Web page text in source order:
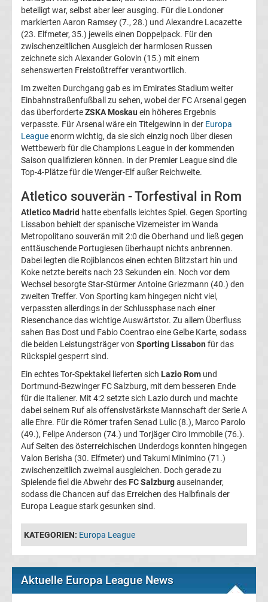
Transfergerüchte
Transferticker
Meldungen
vom
Transfermarkt
Trainerentlassungen
Bundesliga
Porträts
Fußballklubs
Europa
League
Europa
League
Meister
Liste
Torschützenkönige
Europa
League
UEFA-
beteiligt war, selbst aber leer ausging. Für die Londoner
markierten Aaron Ramsey (7., 28.) und Alexandre Lacazette
(23. Elfmeter, 35.) jeweils einen Doppelpack. Für den
zwischenzeitlichen Ausgleich der harmlosen Russen
zeichnete sich Alexander Golovin (15.) mit einem
sehenswerten Freistoßtreffer verantwortlich.
Im zweiten Durchgang gab es im Emirates Stadium weiter
Einbahnstraßenfußball zu sehen, wobei der FC Arsenal gegen
das überforderteZSKA Moskau ein höheres Ergebnis
verpasste. Für Arsenal wäre ein Titelgewinn in der Europa
Leagueenorm wichtig, da sie sich einzig noch über diesen
Wettbewerb für die Champions League in der kommenden
Saison qualifizieren können. In der Premier League sind die
Top-4-Plätze für die Wenger-Elf außer Reichweite.
Atletico souverän - Torfestival in Rom
Atletico Madrid hatte ebenfalls leichtes Spiel. Gegen Sporting
Lissabon behielt der spanische Vizemeister im Wanda
Metropolitano souverän mit 2:0 die Oberhand und ließ gegen
enttäuschende Portugiesen überhaupt nichts anbrennen.
Dabei legten die Rojiblancos einen echten Blitzstart hin und
Koke netzte bereits nach 23 Sekunden ein. Noch vor dem
Wechsel besorgte Star-Stürmer Antoine Griezmann (40.) den
zweiten Treffer. Von Sporting kam hingegen nicht viel,
verpassten allerdings in der Schlussphase nach einer
Riesenchance das wichtige Auswärtstor. Zu allem Überfluss
sahen Bas Dost und Fabio Coentrao eine Gelbe Karte, sodass
die beiden Leistungsträger von Sporting Lissabon für das
Rückspiel gesperrt sind.
Ein echtes Tor-Spektakel lieferten sich Lazio Rom und
Dortmund-Bezwinger FC Salzburg, mit dem besseren Ende
für die Italiener. Mit 4:2 setzte sich Lazio durch und machte
dabei seinem Ruf als offensivstärkste Mannschaft der Serie A
alle Ehre. Für die Römer trafen Senad Lulic (8.), Marco Parolo
(49.), Felipe Anderson (74.) und Torjäger Ciro Immobile (76.).
Auf Seiten des österreichischen Underdogs konnten hingegen
Valon Berisha (30. Elfmeter) und Takumi Minimino (71.)
zwischenzeitlich zweimal ausgleichen. Doch gerade zu
Spielende fiel die Abwehr des FC Salzburgauseinander,
sodass die Chancen auf das Erreichen des Halbfinals der
Europa League stark gesunken sind.
KATEGORIEN: Europa League
Aktuelle Europa League News